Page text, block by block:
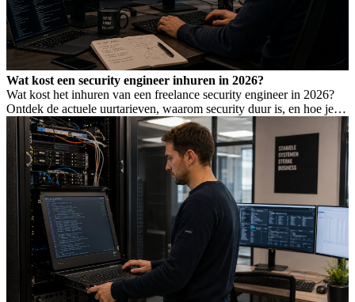
Wat kost een security engineer inhuren in 2026?
Wat kost het inhuren van een freelance security engineer in 2026?
Ontdek de actuele uurtarieven, waarom security duur is, en hoe je de
juiste expertise vindt.